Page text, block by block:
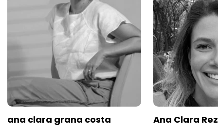
ana clara grana costa Ana Clara